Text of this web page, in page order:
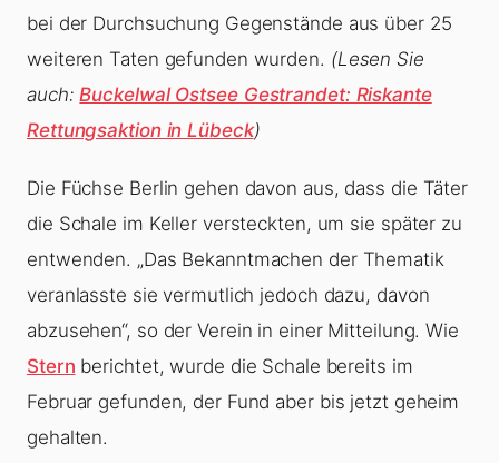
bei der Durchsuchung Gegenstände aus über 25
weiteren Taten gefunden wurden. (Lesen Sie
auch:Buckelwal Ostsee Gestrandet: Riskante
Rettungsaktion in Lübeck)
Die Füchse Berlin gehen davon aus, dass die Täter
die Schale im Keller versteckten, um sie später zu
entwenden. „Das Bekanntmachen der Thematik
veranlasste sie vermutlich jedoch dazu, davon
abzusehen“, so der Verein in einer Mitteilung. Wie
Stern berichtet, wurde die Schale bereits im
Februar gefunden, der Fund aber bis jetzt geheim
gehalten.